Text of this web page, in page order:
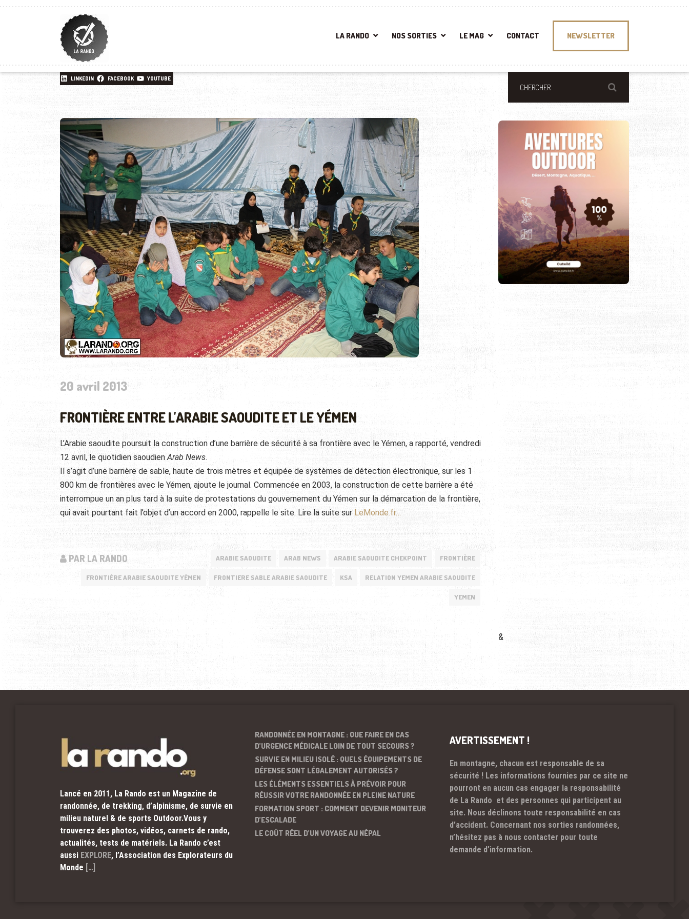
LA RANDO NOS SORTIES LE MAG CONTACT NEWSLETTER
LINKEDIN FACEBOOK YOUTUBE
20 avril 2013
FRONTIÈRE ENTRE L'ARABIE SAOUDITE ET LE YÉMEN
L’Arabie saoudite poursuit la construction d’une barrière de sécurité à sa frontière avec le Yémen, a rapporté, vendredi
12 avril, le quotidien saoudienArab News.
Il s’agit d’une barrière de sable, haute de trois mètres et équipée de systèmes de détection électronique, sur les 1
800 km de frontières avec le Yémen, ajoute le journal. Commencée en 2003, la construction de cette barrière a été
interrompue un an plus tard à la suite de protestations du gouvernement du Yémen sur la démarcation de la frontière,
qui avait pourtant fait l’objet d’un accord en 2000, rappelle le site. Lire la suite surLeMonde.fr…
PAR LA RANDO ARABIE SAOUDITE ARAB NEWS ARABIE SAOUDITE CHEKPOINT FRONTIÈRE
FRONTIÈRE ARABIE SAOUDITE YÉMEN FRONTIERE SABLE ARABIE SAOUDITE KSA RELATION YEMEN ARABIE SAOUDITE
YEMEN
&
Lancé en 2011, La Rando est un Magazine de
randonnée, de trekking, d’alpinisme, de survie en
milieu naturel & de sports Outdoor.Vous y
trouverez des photos, vidéos, carnets de rando,
actualités, tests de matériels. La Rando c’est
aussi EXPLORE, l’Association des Explorateurs du
Monde […]
RANDONNÉE EN MONTAGNE : QUE FAIRE EN CAS
D’URGENCE MÉDICALE LOIN DE TOUT SECOURS ?
SURVIE EN MILIEU ISOLÉ : QUELS ÉQUIPEMENTS DE
DÉFENSE SONT LÉGALEMENT AUTORISÉS ?
LES ÉLÉMENTS ESSENTIELS À PRÉVOIR POUR
RÉUSSIR VOTRE RANDONNÉE EN PLEINE NATURE
FORMATION SPORT : COMMENT DEVENIR MONITEUR
D’ESCALADE
LE COÛT RÉEL D’UN VOYAGE AU NÉPAL
AVERTISSEMENT !
En montagne, chacun est responsable de sa
sécurité ! Les informations fournies par ce site ne
pourront en aucun cas engager la responsabilité
de La Rando et des personnes qui participent au
site. Nous déclinons toute responsabilité en cas
d’accident. Concernant nos sorties randonnées,
n’hésitez pas à nous contacter pour toute
demande d’information.